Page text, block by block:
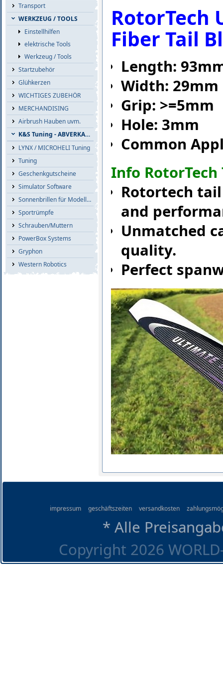
Transport
WERKZEUG / TOOLS
Einstellhilfen
elektrische Tools
Werkzeug / Tools
Startzubehör
Glühkerzen
WICHTIGES ZUBEHÖR
MERCHANDISING
Airbrush Hauben uvm.
K&S Tuning - ABVERKAUF
LYNX / MICROHELI Tuning
Tuning
Geschenkgutscheine
Simulator Software
Sonnenbrillen für Modellflieger
Sportrümpfe
Schrauben/Muttern
PowerBox Systems
Gryphon
Western Robotics
RotorTech
Fiber Tail
Length:
Width: 29mm
Grip: >=5mm
Hole: 3mm
Common
Info RotorTech
Rotortech
and
Unmatched
quality.
Perfect
impressum geschäftszeiten versandkosten
* Alle
Copyright 2026